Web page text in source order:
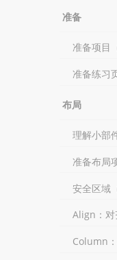
准备
准备项目
准备练习
布局
理解小部
准备布局
安全区域
Align：对
Column